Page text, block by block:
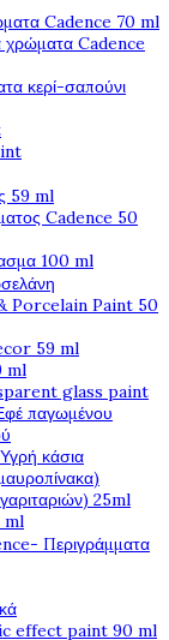
Cadence 70 ml
χρώματα Cadence
κερί-σαπούνι
59 ml
Cadence 50
100 ml
Porcelain Paint 50
59 ml
ml
glass paint
παγωμένου
κάσια
25ml
ml
Περιγράμματα
effect paint 90 ml